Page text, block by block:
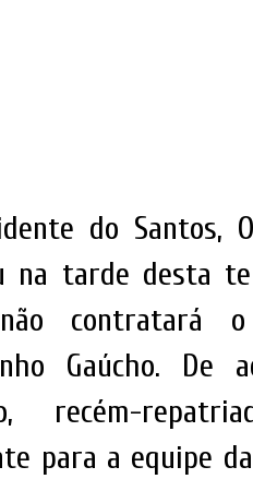
do Santos,
na tarde desta
contratará o
Gaúcho. De
recém-
para a equipe